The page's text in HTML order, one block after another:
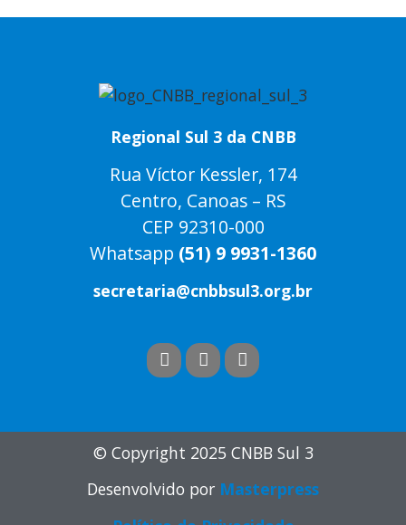
Regional Sul 3 da CNBB
Rua Víctor Kessler, 174
Centro, Canoas – RS
CEP 92310-000
Whatsapp (51) 9 9931-1360
secretaria@cnbbsul3.org.br
© Copyright 2025 CNBB Sul 3
Desenvolvido por Masterpress